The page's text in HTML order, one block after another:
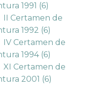
1991 (6)
II Certamen de
1992 (6)
IV Certamen de
1994 (6)
XI Certamen de
2001 (6)